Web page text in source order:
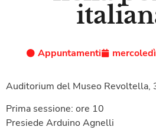
Appuntamenti
Auditorium del Museo Revoltella,
Prima sessione: ore 10
Presiede Arduino Agnelli